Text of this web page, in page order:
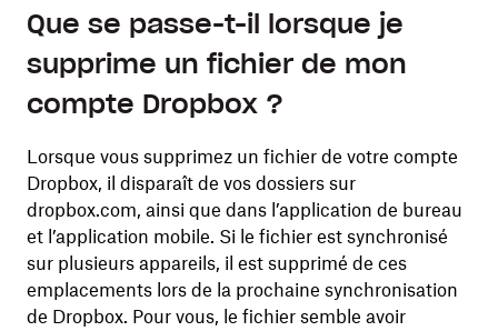
Que se passe-t-il lorsque je
supprime un fichier de mon
compte Dropbox ?
Lorsque vous supprimez un fichier de votre compte
Dropbox, il disparaît de vos dossiers sur
dropbox.com, ainsi que dans l’application de bureau
et l’application mobile. Si le fichier est synchronisé
sur plusieurs appareils, il est supprimé de ces
emplacements lors de la prochaine synchronisation
de Dropbox. Pour vous, le fichier semble avoir